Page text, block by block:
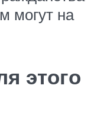
могут на
этого